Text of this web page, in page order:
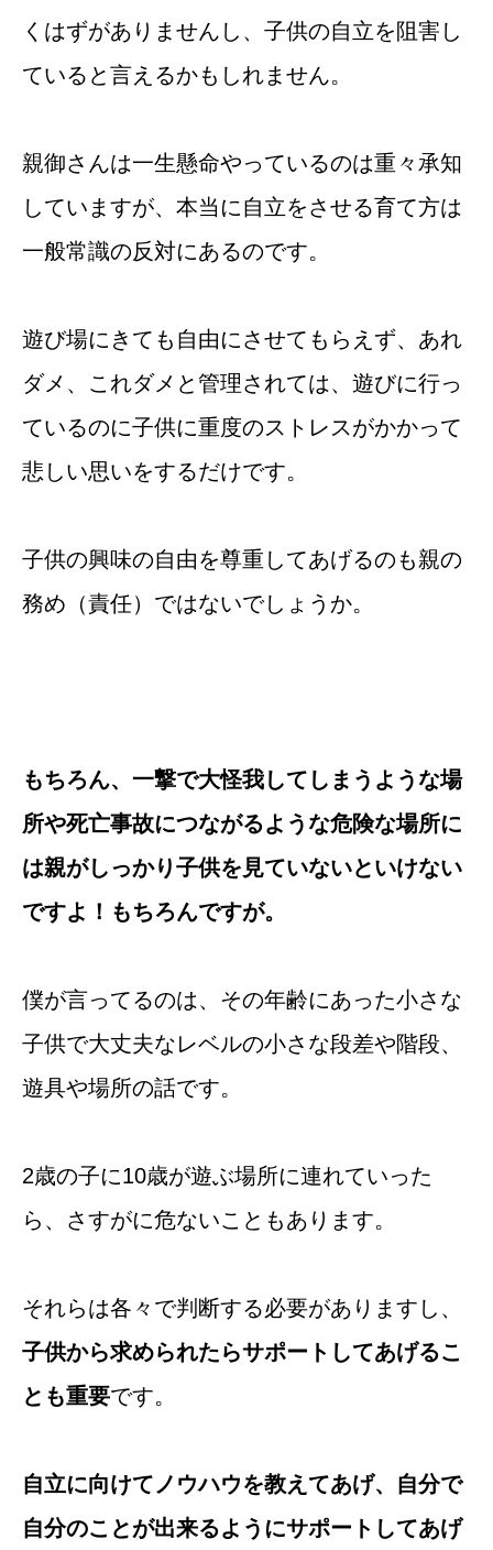
くはずがありませんし、子供の自立を阻害し
ていると言えるかもしれません。
親御さんは一生懸命やっているのは重々承知
していますが、本当に自立をさせる育て方は
一般常識の反対にあるのです。
遊び場にきても自由にさせてもらえず、あれ
ダメ、これダメと管理されては、遊びに行っ
ているのに子供に重度のストレスがかかって
悲しい思いをするだけです。
子供の興味の自由を尊重してあげるのも親の
務め（責任）ではないでしょうか。
もちろん、一撃で大怪我してしまうような場
所や死亡事故につながるような危険な場所に
は親がしっかり子供を見ていないといけない
ですよ！もちろんですが。
僕が言ってるのは、その年齢にあった小さな
子供で大丈夫なレベルの小さな段差や階段、
遊具や場所の話です。
2歳の子に10歳が遊ぶ場所に連れていった
ら、さすがに危ないこともあります。
それらは各々で判断する必要がありますし、
子供から求められたらサポートしてあげるこ
とも重要です。
自立に向けてノウハウを教えてあげ、自分で
自分のことが出来るようにサポートしてあげ